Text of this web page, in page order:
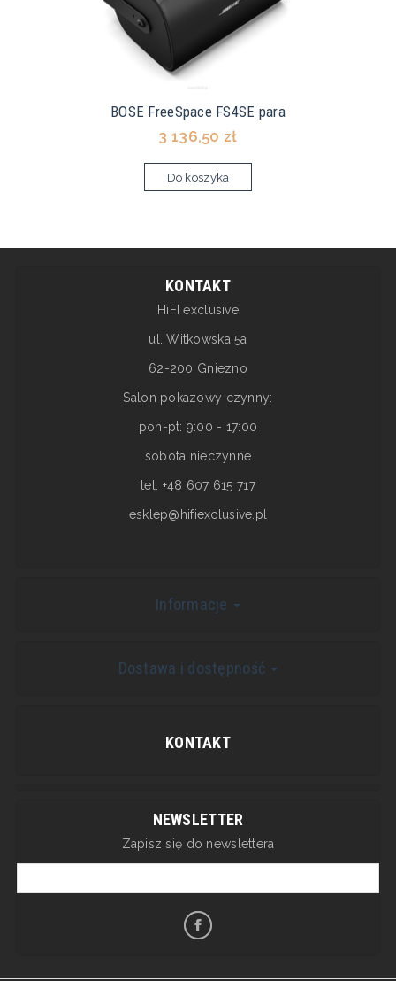
BOSE FreeSpace FS4SE para
3 136,50 zł
Do koszyka
KONTAKT
HiFI exclusive
ul. Witkowska 5a
62-200 Gniezno
Salon pokazowy czynny:
pon-pt: 9:00 - 17:00
sobota nieczynne
tel. +48 607 615 717
esklep@hifiexclusive.pl
Informacje
Dostawa i dostępność
KONTAKT
NEWSLETTER
Zapisz się do newslettera